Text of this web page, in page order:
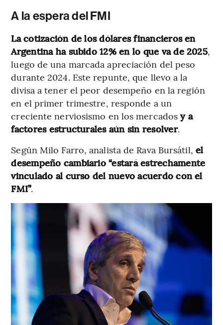
A la espera del FMI
La cotización de los dólares financieros en
Argentina ha subido 12% en lo que va de 2025,
luego de una marcada apreciación del peso
durante 2024. Este repunte, que llevo a la
divisa a tener el peor desempeño en la región
en el primer trimestre, responde a un
creciente nerviosismo en los mercadosy a
factores estructurales aún sin resolver.
Según Milo Farro, analista de Rava Bursátil, el
desempeño cambiario “estará estrechamente
vinculado al curso del nuevo acuerdo con el
FMI”.